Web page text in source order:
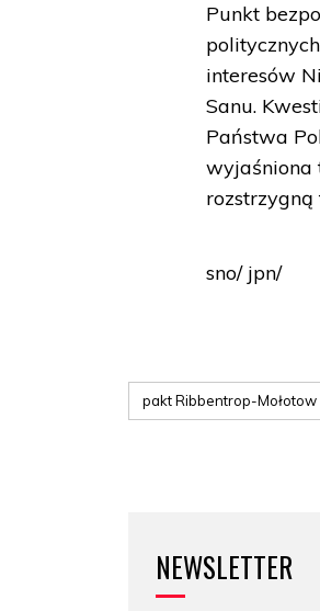
Punkt
interesów
Sanu.
Państwa
wyjaśniona
rozstrzygną
sno/ jpn/
pakt Ribbentrop-Mołotow
NEWSLETTER